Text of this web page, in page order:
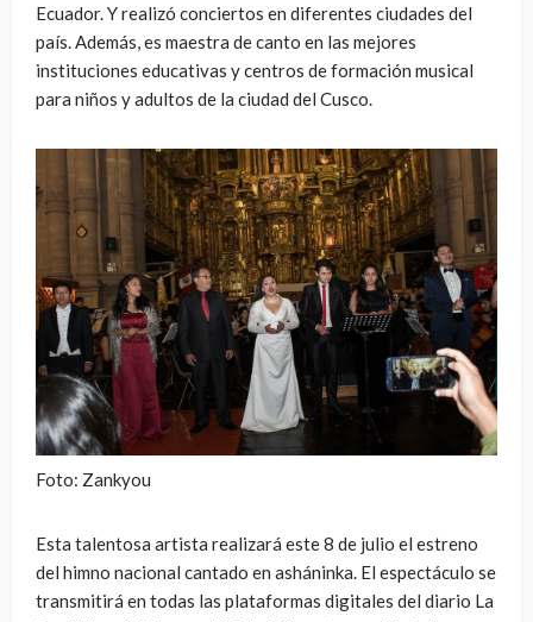
Ecuador. Y realizó conciertos en diferentes ciudades del
país. Además, es maestra de canto en las mejores
instituciones educativas y centros de formación musical
para niños y adultos de la ciudad del Cusco.
Foto: Zankyou
Esta talentosa artista realizará este 8 de julio el estreno
del himno nacional cantado en asháninka. El espectáculo se
transmitirá en todas las plataformas digitales del diario La